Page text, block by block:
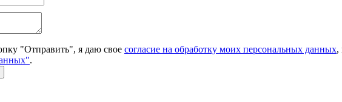
"Отправить", я даю свое согласие на обработку моих персональных данных,
.